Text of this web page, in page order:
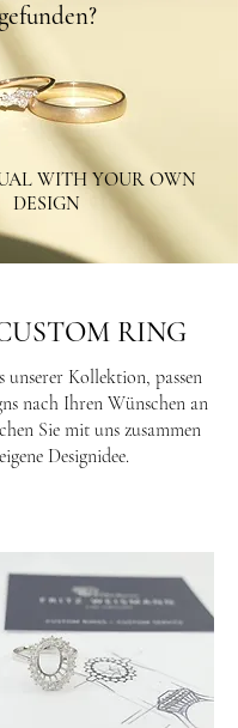
gefunden?
WITH YOUR OWN
DESIGN
RING
unserer Kollektion, passen
nach Ihren Wünschen an
Sie mit uns zusammen
Designidee.